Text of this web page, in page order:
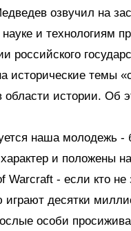
озвучил на
науке и технологиям
российского
исторические темы
области истории. Об
наша молодежь -
и положены
- если кто не
играют десятки
особи